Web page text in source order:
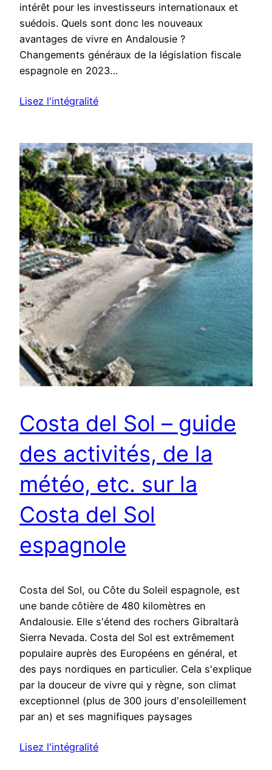
intérêt pour les investisseurs internationaux et
suédois. Quels sont donc les nouveaux
avantages de vivre en Andalousie ?
Changements généraux de la législation fiscale
espagnole en 2023…
Lisez l'intégralité
Costa del Sol – guide
des activités, de la
météo, etc. sur la
Costa del Sol
espagnole
Costa del Sol, ou Côte du Soleil espagnole, est
une bande côtière de 480 kilomètres en
Andalousie. Elle s'étend des rochers Gibraltarà
Sierra Nevada. Costa del Sol est extrêmement
populaire auprès des Européens en général, et
des pays nordiques en particulier. Cela s'explique
par la douceur de vivre qui y règne, son climat
exceptionnel (plus de 300 jours d'ensoleillement
par an) et ses magnifiques paysages
Lisez l'intégralité